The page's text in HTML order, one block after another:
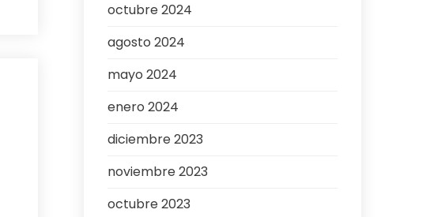
octubre 2024
agosto 2024
mayo 2024
enero 2024
diciembre 2023
noviembre 2023
octubre 2023